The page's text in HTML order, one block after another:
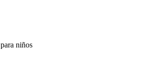
para niños